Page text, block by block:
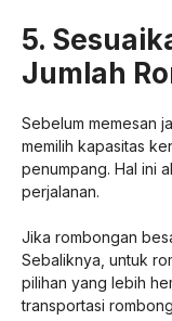
5.
Jumlah
Sebelum memesan
memilih kapasitas
penumpang. Hal ini
perjalanan.
Jika rombongan
Sebaliknya, untuk
pilihan yang lebih
transportasi